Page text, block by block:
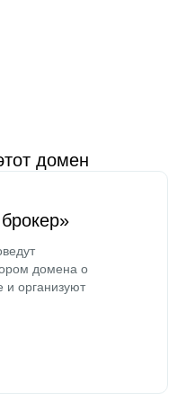
домен
домена о
и организуют